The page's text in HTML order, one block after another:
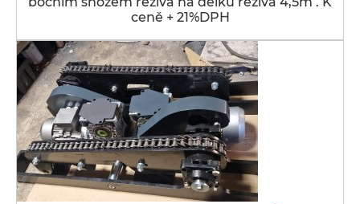
ceně + 21%DPH